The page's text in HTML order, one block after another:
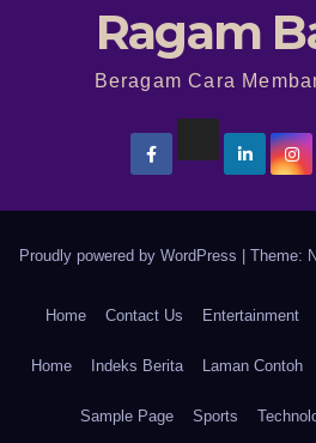
Ragam
Beragam Cara
Proudly powered by WordPress Theme:
Home Contact Us Entertainment
Home Indeks Berita Laman Contoh
Sample Page Sports